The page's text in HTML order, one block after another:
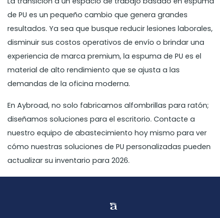
de PU es un pequeño cambio que genera grandes
resultados. Ya sea que busque reducir lesiones laborales,
disminuir sus costos operativos de envío o brindar una
experiencia de marca premium, la espuma de PU es el
material de alto rendimiento que se ajusta a las
demandas de la oficina moderna.
En Aybroad, no solo fabricamos alfombrillas para ratón;
diseñamos soluciones para el escritorio. Contacte a
nuestro equipo de abastecimiento hoy mismo para ver
cómo nuestras soluciones de PU personalizadas pueden
actualizar su inventario para 2026.